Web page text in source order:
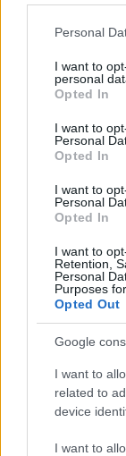
Please note
not limited to
grant or deny
use your data
consent section.
Personal
I want to
personal
Opted In
I want to
Personal
Opted In
I want to
Personal
Opted In
I want to
Retention,
Personal
Purposes
Opted Out
Google
I want to
related to
device
I want to
πληροφορίες
που θα
πράγματα
κανείς ότι
ΟΛΕΣ ΟΙ ΕΙΔΗΣΕΙΣ
Ληστεία με
-Με μηχανάκι
σήμερα εστίαση
Γύρισε
-Ενισχυμένη η
Eνας
του οίκου
Πυρπύλη
Ερχεται νέα
-Ποιες περιοχές